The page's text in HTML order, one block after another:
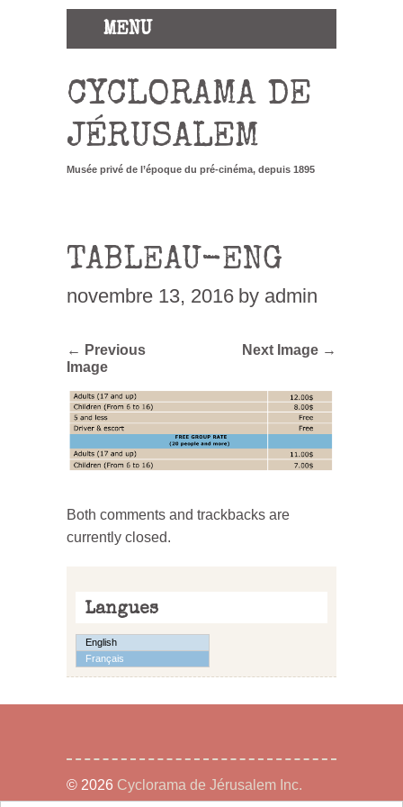
MENU
CYCLORAMA DE
JÉRUSALEM
Musée privé de l’époque du pré-cinéma, depuis 1895
TABLEAU-ENG
novembre 13, 2016 by admin
← Previous
Image
Next Image →
Both comments and trackbacks are
currently closed.
Langues
English
Français
© 2026 Cyclorama de Jérusalem Inc.